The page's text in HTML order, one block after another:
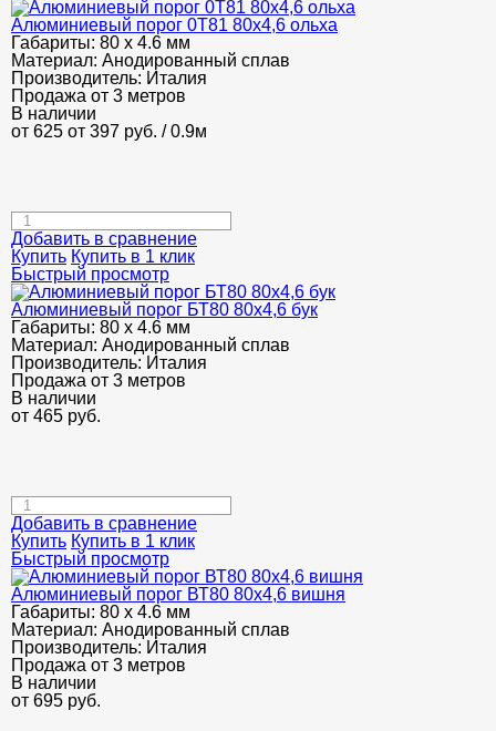
Алюминиевый порог 0Т81 80х4,6 ольха
Габариты: 80 х 4.6 мм
Материал: Анодированный сплав
Производитель: Италия
Продажа от 3 метров
В наличии
от 625 от 397 руб. / 0.9м
Добавить в сравнение
Купить Купить в 1 клик
Быстрый просмотр
Алюминиевый порог БТ80 80х4,6 бук
Габариты: 80 х 4.6 мм
Материал: Анодированный сплав
Производитель: Италия
Продажа от 3 метров
В наличии
от 465 руб.
Добавить в сравнение
Купить Купить в 1 клик
Быстрый просмотр
Алюминиевый порог ВТ80 80х4,6 вишня
Габариты: 80 х 4.6 мм
Материал: Анодированный сплав
Производитель: Италия
Продажа от 3 метров
В наличии
от 695 руб.